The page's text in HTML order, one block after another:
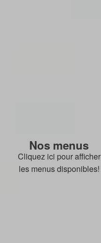
Nos menus
Cliquez ici pour afficher
les menus disponibles!